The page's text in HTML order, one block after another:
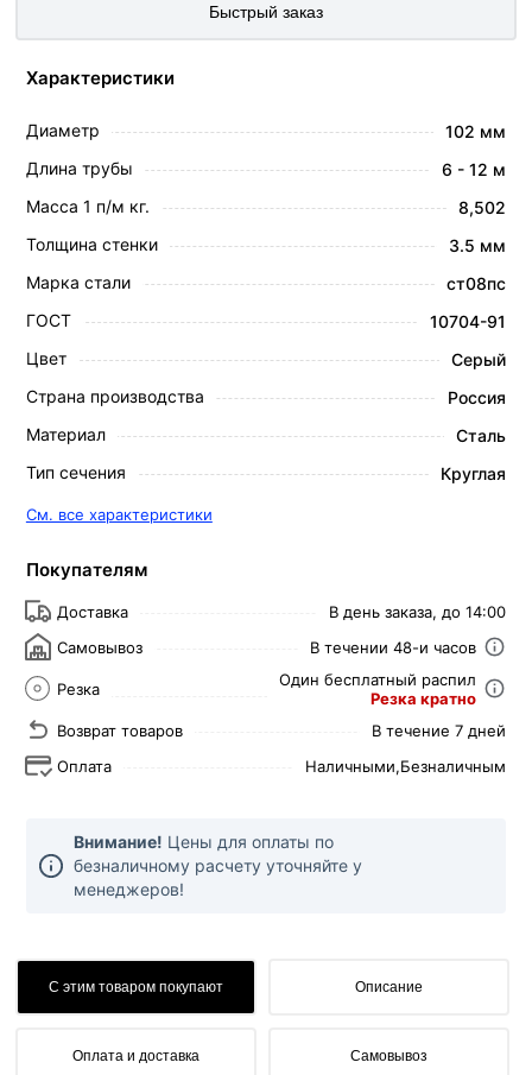
Быстрый заказ
Характеристики
Диаметр
102 мм
Длина трубы
6 - 12 м
Масса 1 п/м кг.
8,502
Толщина стенки
3.5 мм
Марка стали
ст08пс
ГОСТ
10704-91
Цвет
Серый
Страна производства
Россия
Материал
Сталь
Тип сечения
Круглая
См. все характеристики
Покупателям
Доставка
В день заказа, до 14:00
Самовывоз
В течении 48-и часов
Резка
Один бесплатный распил
Резка кратно
Возврат товаров
В течение 7 дней
Оплата
Наличными,Безналичным
Внимание! Цены для оплаты по
безналичному расчету уточняйте у
менеджеров!
С этим товаром покупают Описание
Оплата и доставка Самовывоз